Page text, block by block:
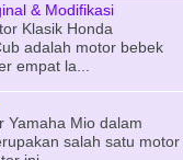
& Modifikasi
Klasik Honda
adalah motor bebek
empat la...
Yamaha Mio dalam
salah satu motor